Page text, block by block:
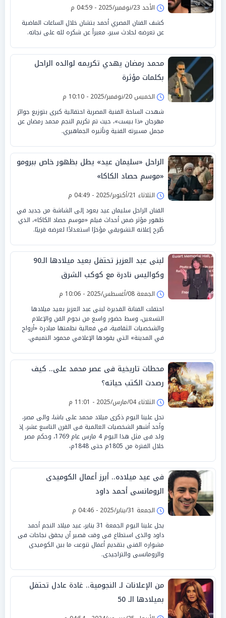
الأحد 23/نوفمبر/2025 - 04:59 م
كشف الفنان المصري أحمد بتشان خلال الساعات الماضية
عن تعرضه لحادث سير، معبراً عن شكره لله على نجاته.
محمد رمضان يهدي تكريمه لوالده الراحل
بكلمات مؤثرة
الخميس 20/نوفمبر/2025 - 10:10 م
شهدت الساحة الفنية المصرية احتفالية كبرى بتوزيع جوائز
مهرجان «ذا بيست»، حيث تم تكريم النجم محمد رمضان عن
مجمل مسيرته الفنية وتأثيره الجماهيري.
الراحل «سليمان عيد» يطل بظهور خاص ببرومو
«موسم حصاد الكاكا»
الثلاثاء 21/أكتوبر/2025 - 04:49 م
الفنان الراحل سليمان عيد يعود إلى الشاشة من جديد في
ظهور مؤثر ضمن أحداث فيلم «موسم حصاد الكاكا»، الذي
طُرح إعلانه التشويقي مؤخرًا استعدادًا لعرضه قريبًا.
لبنى عبد العزيز تحتفل بعيد ميلادها الـ90
وكواليس نادرة مع كوكب الشرق
الجمعة 08/أغسطس/2025 - 10:06 م
احتفلت الفنانة القديرة لبنى عبد العزيز بعيد ميلادها
التسعين، وسط حضور واسع من نجوم الفن والإعلام
والشخصيات الثقافية، في فعالية نظمتها مبادرة «أرواح
في المدينة» التي يقودها الإعلامي محمود التميمي.
محطات تاريخية فى عصر محمد على.. كيف
رصدت الكتب حياته؟
الثلاثاء 04/مارس/2025 - 11:01 م
تحل علينا اليوم ذكرى ميلاد محمد على باشا، والى مصر،
وأحد أشهر الشخصيات العالمية فى القرن التاسع عشر، إذ
ولد فى مثل هذا اليوم 4 مارس عام 1769، وحكم مصر
خلال الفترة من 1805م حتى 1848م،
فى عيد ميلاده.. أبرز أعمال الكوميدى
الرومانسى أحمد داود
الجمعة 31/يناير/2025 - 04:46 م
يحل علينا اليوم الجمعة 31 يناير، عيد ميلاد النجم أحمد
داود والذى استطاع فى وقت قصير أن يحقق نجاحات فى
مشواره الفنى بتقديم أعمال تنوعت ما بين الكوميدى
والرومانسى والتراجيدى.
من الإعلانات لـ النجومية.. غادة عادل تحتفل
بميلادها الـ 50